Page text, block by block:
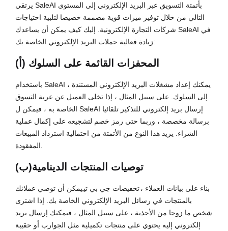
يرتقي SaleAI بأتمتة التسويق عبر البريد الإلكتروني إلى المستوى
التالي من خلال توفير ميزات قوية مصممة خصيصا لتلبية احتياجات
شركات التجارة الإلكترونية. إليك كيف يمكن أن يساعدك SaleAI في
زيادة فعالية حملات البريد الإلكتروني الخاصة بك:
(أ) المحفزات القائمة على السلوك
باستخدام SaleAI ، يمكنك إعداد مشغلات البريد الإلكتروني المستندة
إلى السلوك. على سبيل المثال ، إذا تخلى العميل عن عربة التسوق
الخاصة به ، فيمكن ل SaleAI إرسال بريد إلكتروني للتذكير تلقائيا
برسالة مخصصة ، وربما حتى رمز خصم لتشجيعه على إكمال عملية
الشراء. يزيد هذا النوع من الأتمتة من احتمالية استرداد المبيعات
(ب)توصيات المنتجات الدينامية
بناء على بيانات العملاء ،تخفيضات جي بي تييمكن أن توصي عملائك
بالمنتجات في رسائل البريد الإلكتروني الخاصة بك. إذا اشترى
شخص ما زوجا من الأحذية ، على سبيل المثال ، فيمكنك إرسال بريد
إلكتروني إليه يحتوي على منتجات تكميلية مثل الجوارب أو حقيبة